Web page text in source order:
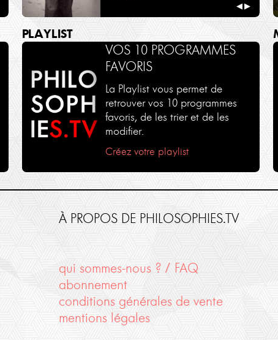
◀▶
PLAYLIST
VOS 10 PROGRAMMES
FAVORIS
La Playlist vous permet de
retrouver vos 10 programmes
favoris, de les trier et de les
modifier.
Créez votre playlist
À PROPOS DE PHILOSOPHIES.TV
qui sommes-nous ? / FAQ
abonnement
conditions générales de vente
mentions légales